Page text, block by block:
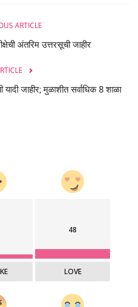
ARTICLE
अंतरिम उत्तरसूची जाहीर
जाहीर; मुळाशीत सर्वाधिक 8 शाळा
48
LOVE